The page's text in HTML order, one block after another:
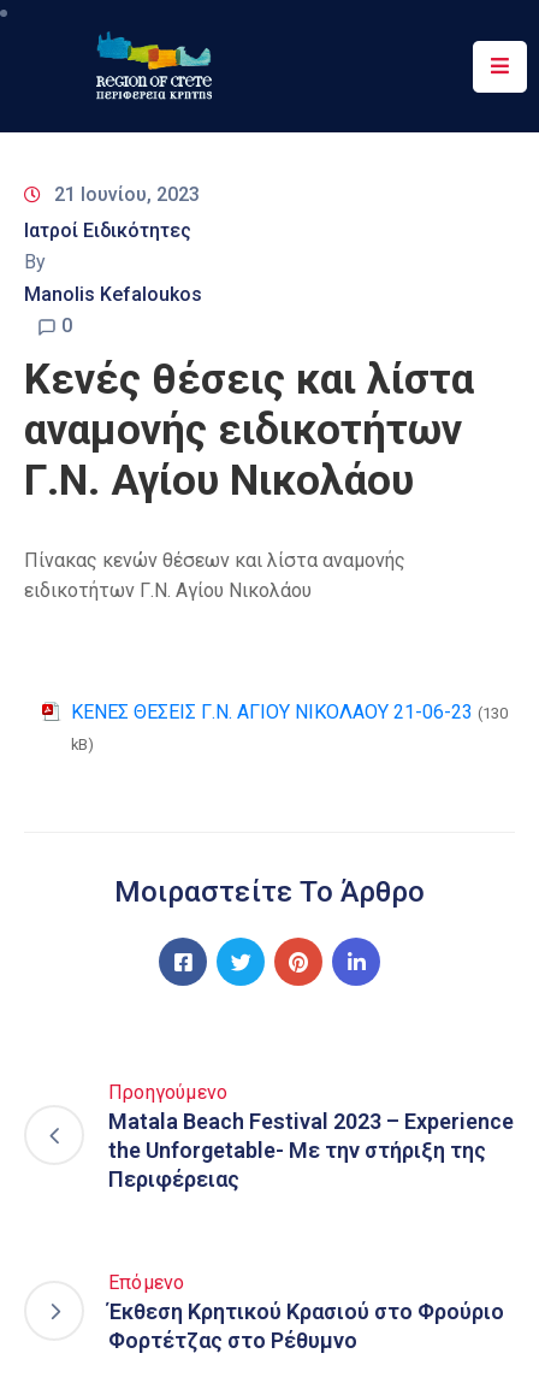
Περιφέρεια
&
Δράσεις
Ψηφιακές
Υπηρεσίες
21 Ιουνίου, 2023
Ιατροί Ειδικότητες
By
Manolis Kefaloukos
0
Κενές θέσεις και λίστα
αναμονής ειδικοτήτων
Γ.Ν. Αγίου Νικολάου
Πίνακας κενών θέσεων και λίστα αναμονής
ειδικοτήτων Γ.Ν. Αγίου Νικολάου
ΚΕΝΕΣ ΘΕΣΕΙΣ Γ.Ν. ΑΓΙΟΥ ΝΙΚΟΛΑΟΥ 21-06-23 (130
kB)
Μοιραστείτε Το Άρθρο
Προηγούμενο
Matala Beach Festival 2023 – Experience
the Unforgetable- Με την στήριξη της
Περιφέρειας
Επόμενο
Έκθεση Kρητικού Kρασιού στο Φρούριο
Φορτέτζας στο Ρέθυμνο